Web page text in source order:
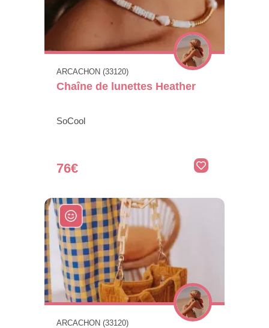
ARCACHON (33120)
Chaîne de lunettes Heather
SoCool
76€
ARCACHON (33120)